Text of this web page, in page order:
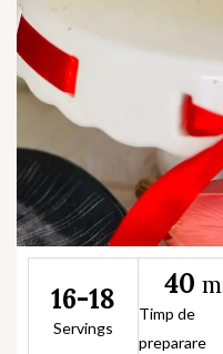
16-18
Servings
40 m
Timp de
preparare